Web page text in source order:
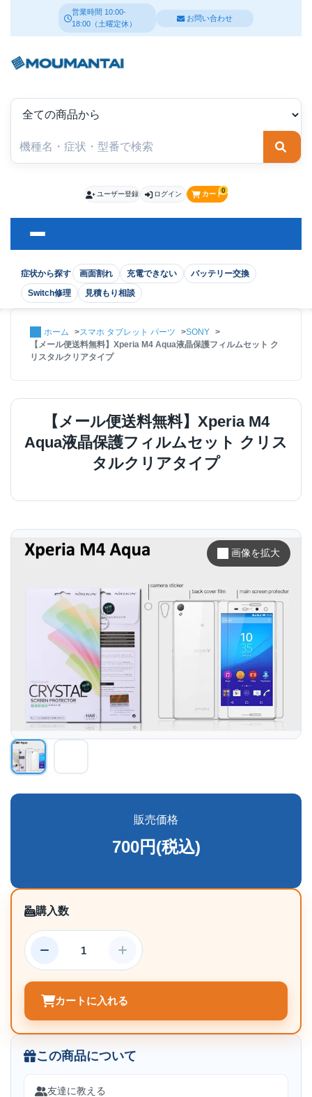
営業時間 10:00-
18:00（土曜定休）
お問い合わせ
検索
症状から探す 画面割れ 充電できない
バッテリー交換
Switch修理
見積もり相談
ユーザー登録 ログイン カート0
ホーム スマホ タブレット パーツ
SONY
【メール便送料無料】Xperia M4 Aqua液晶保護フィルムセット ク
リスタルクリアタイプ
【メール便送料無料】Xperia M4
Aqua液晶保護フィルムセット クリス
タルクリアタイプ
画像を拡大
販売価格
700円(税込)
購入数
カートに入れる
この商品について
友達に教える